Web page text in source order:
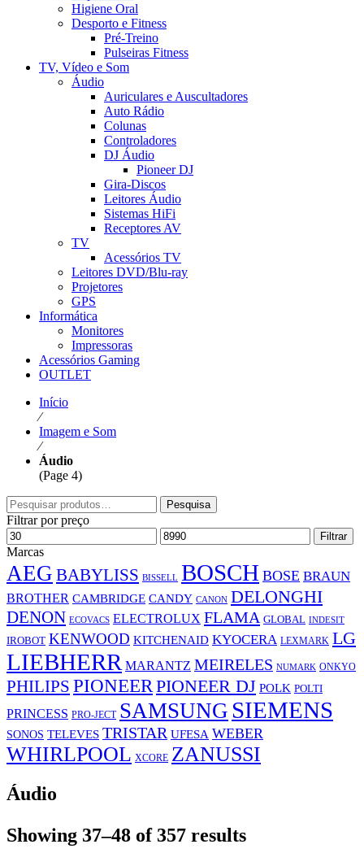
Higiene Oral
Desporto e Fitness
Pré-Treino
Pulseiras Fitness
TV, Vídeo e Som
Áudio
Auriculares e Auscultadores
Auto Rádio
Colunas
Controladores
DJ Áudio
Pioneer DJ
Gira-Discos
Leitores Áudio
Sistemas HiFi
Receptores AV
TV
Acessórios TV
Leitores DVD/Blu-ray
Projetores
GPS
Informática
Monitores
Impressoras
Acessórios Gaming
OUTLET
Início
⁄
Imagem e Som
⁄
Áudio
(Page 4)
Pesquisar
por:
Pesquisa
Filtrar por preço
Preço
mínimo
Preço
máximo
Filtrar
Marcas
AEG BABYLISS BISSELL BOSCH BOSE BRAUN
BROTHER CAMBRIDGE CANDY CANON DELONGHI
DENON ECOVACS ELECTROLUX FLAMA GLOBAL INDESIT
IROBOT KENWOOD KITCHENAID KYOCERA LEXMARK LG
LIEBHERR MARANTZ MEIRELES NUMARK ONKYO
PHILIPS PIONEERPIONEER DJ POLK POLTI
PRINCESS PRO-JECT SAMSUNG SIEMENS
SONOS TELEVES TRISTAR UFESA WEBER
WHIRLPOOL XCORE ZANUSSI
Áudio
Showing 37–48 of 357 results